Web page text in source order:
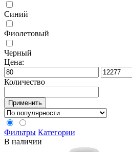
Синий
Фиолетовый
Черный
Цена:
Количество
Применить
Фильтры Категории
В наличии